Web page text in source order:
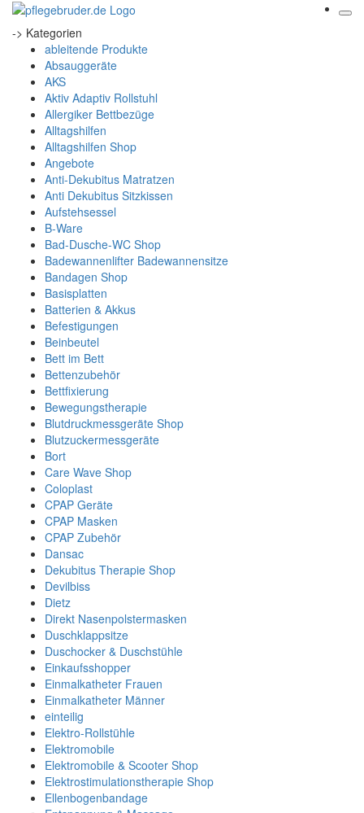
-> Kategorien
ableitende Produkte
Absauggeräte
AKS
Aktiv Adaptiv Rollstuhl
Allergiker Bettbezüge
Alltagshilfen
Alltagshilfen Shop
Angebote
Anti-Dekubitus Matratzen
Anti Dekubitus Sitzkissen
Aufstehsessel
B-Ware
Bad-Dusche-WC Shop
Badewannenlifter Badewannensitze
Bandagen Shop
Basisplatten
Batterien & Akkus
Befestigungen
Beinbeutel
Bett im Bett
Bettenzubehör
Bettfixierung
Bewegungstherapie
Blutdruckmessgeräte Shop
Blutzuckermessgeräte
Bort
Care Wave Shop
Coloplast
CPAP Geräte
CPAP Masken
CPAP Zubehör
Dansac
Dekubitus Therapie Shop
Devilbiss
Dietz
Direkt Nasenpolstermasken
Duschklappsitze
Duschocker & Duschstühle
Einkaufsshopper
Einmalkatheter Frauen
Einmalkatheter Männer
einteilig
Elektro-Rollstühle
Elektromobile
Elektromobile & Scooter Shop
Elektrostimulationstherapie Shop
Ellenbogenbandage